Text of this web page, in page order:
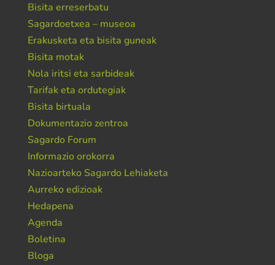
Bisita erreserbatu
Sagardoetxea – museoa
Erakusketa eta bisita guneak
Bisita motak
Nola iritsi eta sarbideak
Tarifak eta ordutegiak
Bisita birtuala
Dokumentazio zentroa
Sagardo Forum
Informazio orokorra
Nazioarteko Sagardo Lehiaketa
Aurreko edizioak
Hedapena
Agenda
Boletina
Bloga